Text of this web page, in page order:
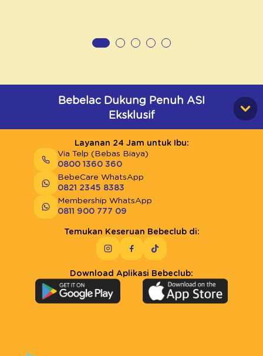
Bebelac Dukung Penuh ASI
Eksklusif
Layanan 24 Jam untuk Ibu:
Via Telp (Bebas Biaya)
0800 1360 360
BebeCare WhatsApp
0821 2345 8383
Membership WhatsApp
0811 900 777 09
Temukan Keseruan Bebeclub di:
Download Aplikasi Bebeclub: